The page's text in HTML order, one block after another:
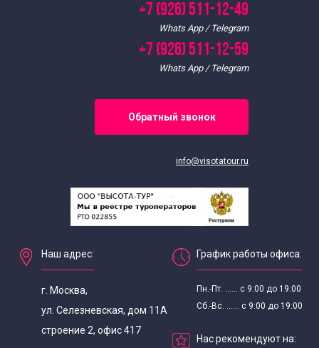
+7 (926) 511-12-49
Whats App / Telegram
+7 (926) 511-12-59
Whats App / Telegram
Обратный звонок
info@visotatour.ru
Наш адрес:
г. Москва,
ул. Селезневская, дом 11А
строение 2, офис 417
График работы офиса:
Пн.-Пт. ...... с 9:00 до 19:00
Сб.-Вс. ...... с 9:00 до 19:00
Нас рекомендуют на: